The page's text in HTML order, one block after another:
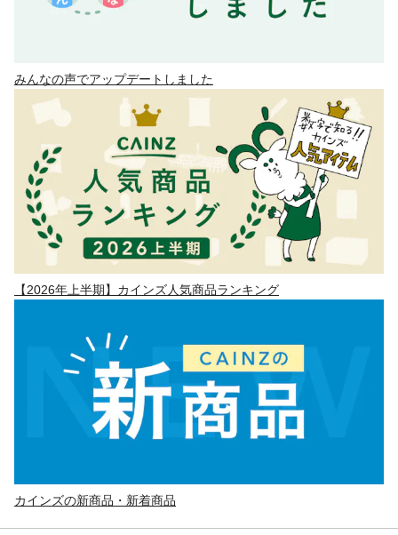
みんなの声でアップデートしました
【2026年上半期】カインズ人気商品ランキング
カインズの新商品・新着商品